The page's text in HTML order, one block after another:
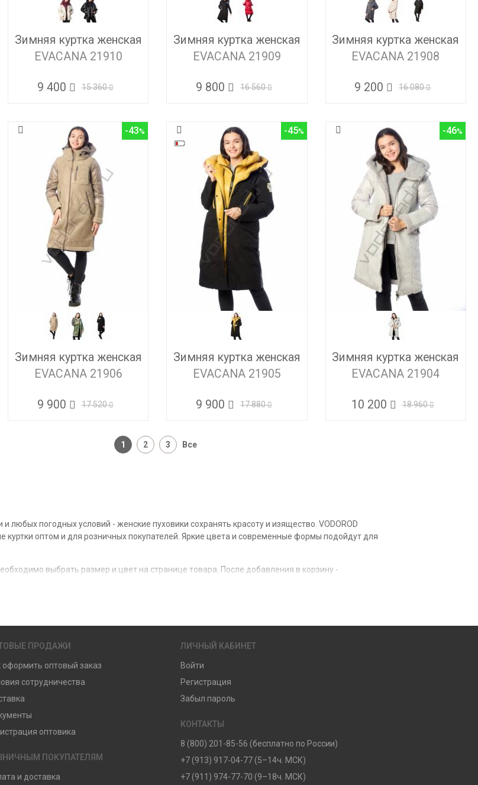
Зимняя куртка женская
EVACANA 21910
9 400 15 360
Зимняя куртка женская
EVACANA 21909
9 800 16 560
Зимняя куртка женская
EVACANA 21908
9 200 16 080
-43
Зимняя куртка женская
EVACANA 21906
9 900 17 520
-45
Зимняя куртка женская
EVACANA 21905
9 900 17 880
-46
Зимняя куртка женская
EVACANA 21904
10 200 18 960
1 2 3 Все
любых погодных условий - женские пуховики сохранять красоту и изящество. VODOROD
куртки оптом и для розничных покупателей. Яркие цвета и современные формы подойдут для
выбрать размер и цвет на странице товара. После добавления в корзину -
ПРОДАЖИ
оформить оптовый заказ
сотрудничества
оптовика
ПОКУПАТЕЛЯМ
и доставка
ЛИЧНЫЙ КАБИНЕТ
Войти
Регистрация
Забыл пароль
КОНТАКТЫ
8 (800) 201-85-56 (бесплатно по России)
+7 (913) 917-04-77 (5–14ч. МСК)
+7 (911) 974-77-70 (9–18ч. МСК)